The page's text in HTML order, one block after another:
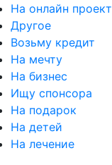
На онлайн проект
Другое
Возьму кредит
На мечту
На бизнес
Ищу спонсора
На подарок
На детей
На лечение